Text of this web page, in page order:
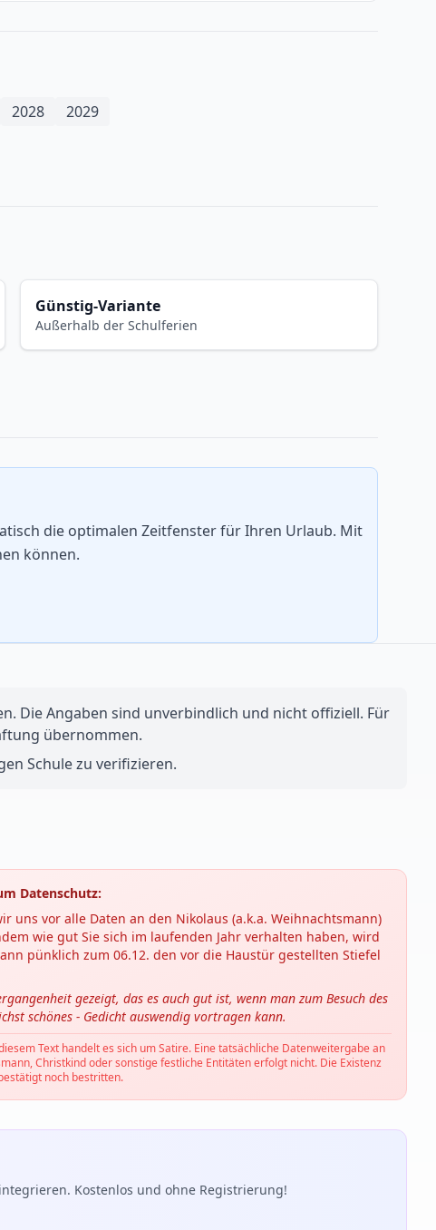
2028 2029
Günstig-Variante
Außerhalb der Schulferien
die optimalen Zeitfenster für Ihren Urlaub. Mit
können.
Die Angaben sind unverbindlich und nicht offiziell. Für
übernommen.
Schule zu verifizieren.
Datenschutz:
uns vor alle Daten an den Nikolaus (a.k.a. Weihnachtsmann)
wie gut Sie sich im laufenden Jahr verhalten haben, wird
pünklich zum 06.12. den vor die Haustür gestellten Stiefel
gezeigt, das es auch gut ist, wenn man zum Besuch des
schönes - Gedicht auswendig vortragen kann.
Text handelt es sich um Satire. Eine tatsächliche Datenweitergabe an
Christkind oder sonstige festliche Entitäten erfolgt nicht. Die Existenz
noch bestritten.
Kostenlos und ohne Registrierung!